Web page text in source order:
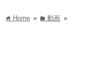
home Home » folder動画 »